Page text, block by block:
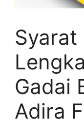
Syarat
Gadai
Adira